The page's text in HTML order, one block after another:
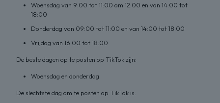
Woensdag van 9:00 tot 11:00 om 12:00 en van 14:00 tot
18:00
Donderdag van 09:00 tot 11:00 en van 14:00 tot 18:00
Vrijdag van 16:00 tot 18:00
De beste dagen op te posten op TikTok zijn:
Woensdag en donderdag
De slechtste dag om te posten op TikTok is: